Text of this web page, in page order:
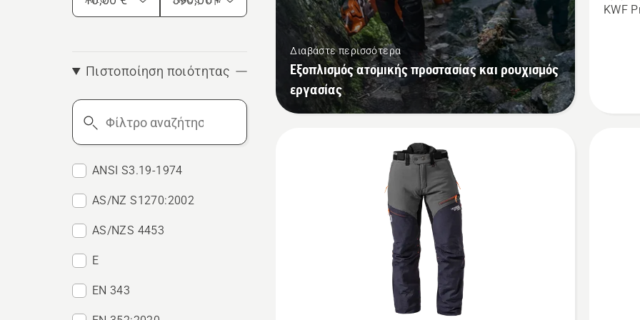
Πιστοποίηση ποιότητας
Φίλτρο
αναζήτησης
ANSI S3.19-1974
AS/NZ S1270:2002
AS/NZS 4453
E
EN 343
Διαβάστε περισσότερα
Εξοπλισμός ατομικής προστασίας και ρουχισμός
εργασίας
KWF